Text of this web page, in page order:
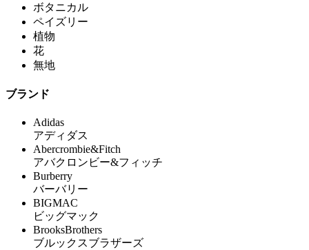
ボタニカル
ペイズリー
植物
花
無地
ブランド
Adidas
アディダス
Abercrombie&Fitch
アバクロンビー&フィッチ
Burberry
バーバリー
BIGMAC
ビッグマック
BrooksBrothers
ブルックスブラザーズ